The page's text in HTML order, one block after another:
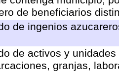
de beneficiarios
de ingenios
de activos y
granjas,